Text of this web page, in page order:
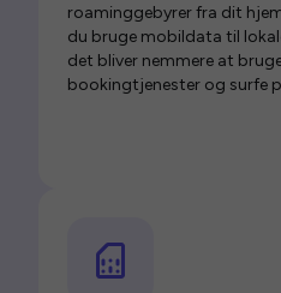
roaminggebyrer fra dit
du bruge mobildata til
det bliver nemmere at
bookingtjenester og surfe